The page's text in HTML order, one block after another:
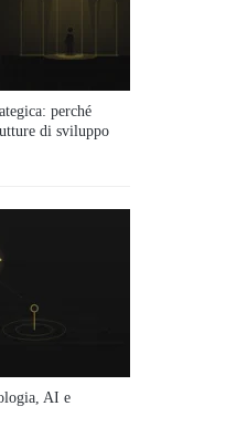
perché
di sviluppo
AI e